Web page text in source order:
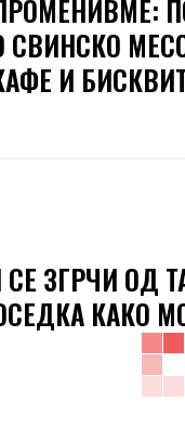
СВИНСКО
И
ЗГРЧИ ОД
КАКО